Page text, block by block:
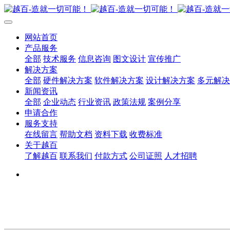
网站首页
产品服务
全部 技术服务 信息咨询 图文设计 宣传推广
解决方案
全部 硬件解决方案 软件解决方案 设计解决方案 多元解
新闻资讯
全部 企业动态 行业资讯 政策法规 案例分享
申请合作
服务支持
在线留言 帮助文档 资料下载 收费标准
关于越百
了解越百 联系我们 付款方式 公司证照 人才招聘